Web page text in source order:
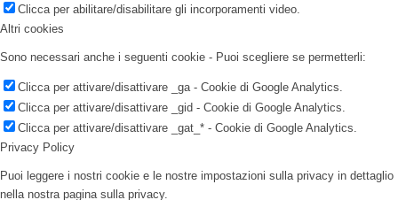
Clicca per abilitare/disabilitare gli incorporamenti video.
Altri cookies
Sono necessari anche i seguenti cookie - Puoi scegliere se permetterli:
Clicca per attivare/disattivare _ga - Cookie di Google Analytics.
Clicca per attivare/disattivare _gid - Cookie di Google Analytics.
Clicca per attivare/disattivare _gat_* - Cookie di Google Analytics.
Privacy Policy
Puoi leggere i nostri cookie e le nostre impostazioni sulla privacy in dettaglio
nella nostra pagina sulla privacy.